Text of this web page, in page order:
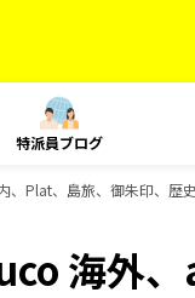
特派員ブログ
Plat、島旅、御朱印、歴
海外